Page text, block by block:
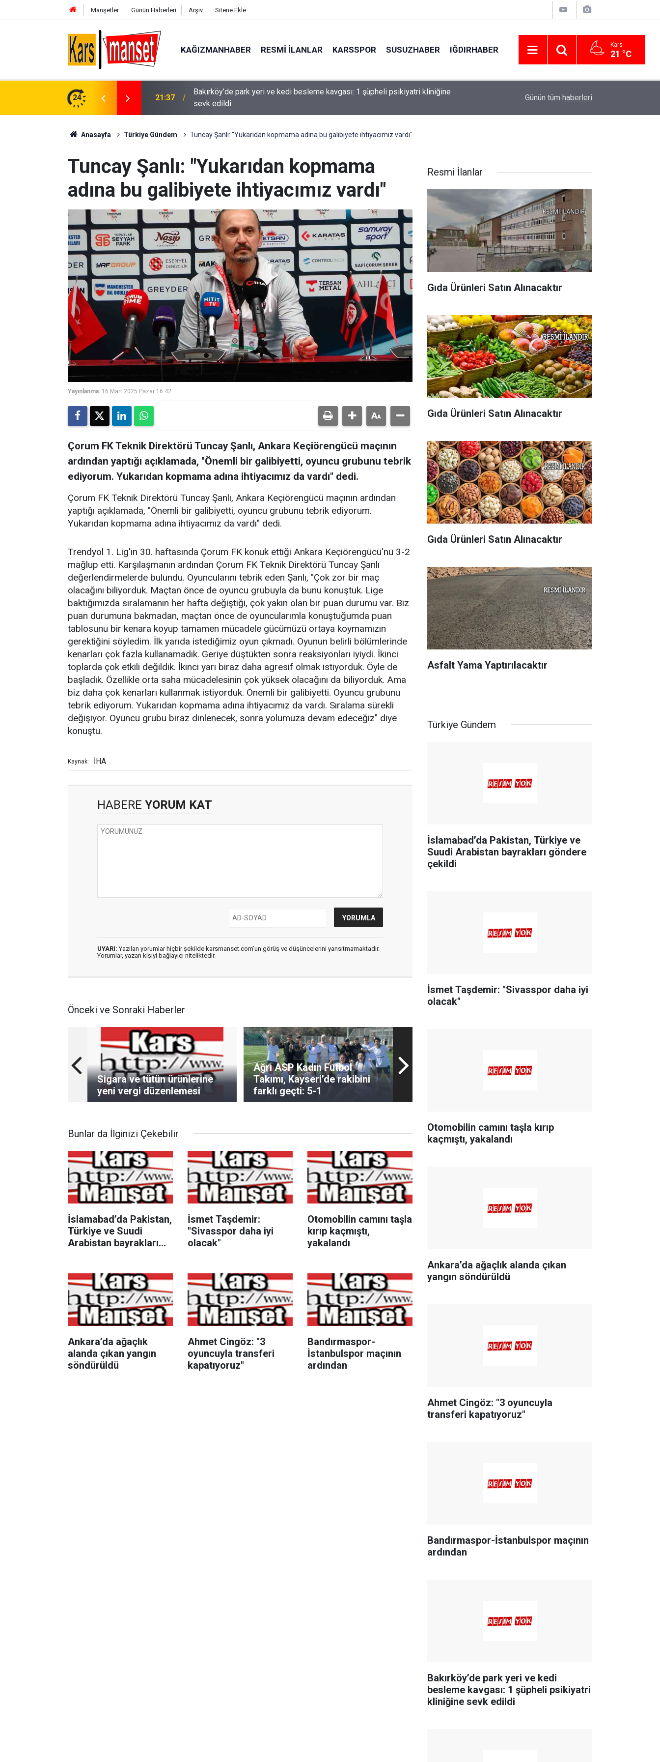
Manşetler Günün Haberleri Arşiv Sitene Ekle
KAĞIZMANHABER RESMI İLANLAR KARSSPOR SUSUZHABER IĞDIRHABER Kars
21 °C
24
kavgası: 1 şüpheli psikiyatri kliniğine
21:35 Menderes Belediye Başkanı İlkay Çiçek görevden uzaklaştırıldı Ali Onur Cerrah: "1 puan bizim için önemli"
Günün tüm haberleri
Anasayfa Türkiye Gündem Tuncay Şanlı: "Yukarıdan kopmama adına bu galibiyete ihtiyacımız vardı"
Tuncay Şanlı: "Yukarıdan kopmama
adına bu galibiyete ihtiyacımız vardı"
Yayınlanma: 16 Mart 2025 Pazar 16:42
Çorum FK Teknik Direktörü Tuncay Şanlı, Ankara Keçiörengücü maçının
ardından yaptığı açıklamada, "Önemli bir galibiyetti, oyuncu grubunu tebrik
ediyorum. Yukarıdan kopmama adına ihtiyacımız da vardı" dedi.
Çorum FK Teknik Direktörü Tuncay Şanlı, Ankara Keçiörengücü maçının ardından
yaptığı açıklamada, "Önemli bir galibiyetti, oyuncu grubunu tebrik ediyorum.
Yukarıdan kopmama adına ihtiyacımız da vardı" dedi.
Trendyol 1. Lig'in 30. haftasında Çorum FK konuk ettiği Ankara Keçiörengücü'nü 3-2
mağlup etti. Karşılaşmanın ardından Çorum FK Teknik Direktörü Tuncay Şanlı
değerlendirmelerde bulundu. Oyuncularını tebrik eden Şanlı, "Çok zor bir maç
olacağını biliyorduk. Maçtan önce de oyuncu grubuyla da bunu konuştuk. Lige
baktığımızda sıralamanın her hafta değiştiği, çok yakın olan bir puan durumu var. Biz
puan durumuna bakmadan, maçtan önce de oyuncularımla konuştuğumda puan
tablosunu bir kenara koyup tamamen mücadele gücümüzü ortaya koymamızın
gerektiğini söyledim. İlk yarıda istediğimiz oyun çıkmadı. Oyunun belirli bölümlerinde
kenarları çok fazla kullanamadık. Geriye düştükten sonra reaksiyonları iyiydi. İkinci
toplarda çok etkili değildik. İkinci yarı biraz daha agresif olmak istiyorduk. Öyle de
başladık. Özellikle orta saha mücadelesinin çok yüksek olacağını da biliyorduk. Ama
biz daha çok kenarları kullanmak istiyorduk. Önemli bir galibiyetti. Oyuncu grubunu
tebrik ediyorum. Yukarıdan kopmama adına ihtiyacımız da vardı. Sıralama sürekli
değişiyor. Oyuncu grubu biraz dinlenecek, sonra yolumuza devam edeceğiz" diye
konuştu.
Kaynak: İHA
HABERE YORUM KAT
UYARI: Yazılan yorumlar hiçbir şekilde karsmanset.com’un görüş ve düşüncelerini yansıtmamaktadır.
Yorumlar, yazan kişiyi bağlayıcı niteliktedir.
Önceki ve Sonraki Haberler
Sigara ve tütün ürünlerine
yeni vergi düzenlemesi
Ağrı ASP Kadın Futbol
Takımı, Kayseri’de rakibini
farklı geçti: 5-1
Bunlar da İlginizi Çekebilir
İslamabad’da Pakistan,
Türkiye ve Suudi
Arabistan bayrakları
İsmet Taşdemir:
"Sivasspor daha iyi
olacak"
Otomobilin camını taşla
kırıp kaçmıştı,
yakalandı
Ankara’da ağaçlık
alanda çıkan yangın
söndürüldü
Ahmet Cingöz: "3
oyuncuyla transferi
kapatıyoruz"
Bandırmaspor-
İstanbulspor maçının
ardından
Resmi İlanlar
Gıda Ürünleri Satın Alınacaktır
Gıda Ürünleri Satın Alınacaktır
Gıda Ürünleri Satın Alınacaktır
Asfalt Yama Yaptırılacaktır
Türkiye Gündem
İslamabad’da Pakistan, Türkiye ve
Suudi Arabistan bayrakları göndere
çekildi
İsmet Taşdemir: "Sivasspor daha iyi
olacak"
Otomobilin camını taşla kırıp
kaçmıştı, yakalandı
Ankara’da ağaçlık alanda çıkan
yangın söndürüldü
Ahmet Cingöz: "3 oyuncuyla
transferi kapatıyoruz"
Bandırmaspor-İstanbulspor maçının
ardından
Bakırköy’de park yeri ve kedi
besleme kavgası: 1 şüpheli psikiyatri
kliniğine sevk edildi